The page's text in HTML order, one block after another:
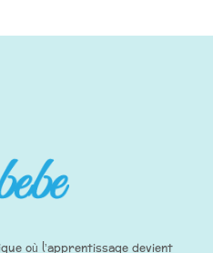
où l’apprentissage devient